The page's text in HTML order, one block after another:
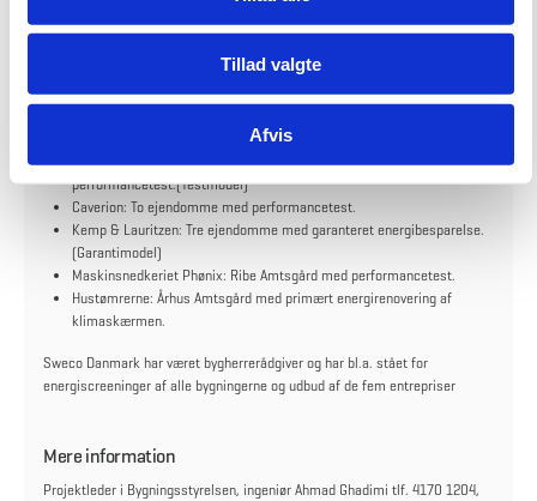
Tillad valgte
Afvis
Entreprenører og rådgiver
Følgende entreprenører har gennemført energirenoveringerne for
Dansk Energi Management & Esbensen: 12 ejendomme med
performancetest.(Testmodel)
Caverion: To ejendomme med performancetest.
Kemp & Lauritzen: Tre ejendomme med garanteret energibesparelse.
(Garantimodel)
Maskinsnedkeriet Phønix: Ribe Amtsgård med performancetest.
Hustømrerne: Århus Amtsgård med primært energirenovering af
klimaskærmen.
Sweco Danmark har været bygherrerådgiver og har bl.a. stået for
energiscreeninger af alle bygningerne og udbud af de fem entrepriser
Mere information
Projektleder i Bygningsstyrelsen, ingeniør Ahmad Ghadimi tlf. 4170 1204,